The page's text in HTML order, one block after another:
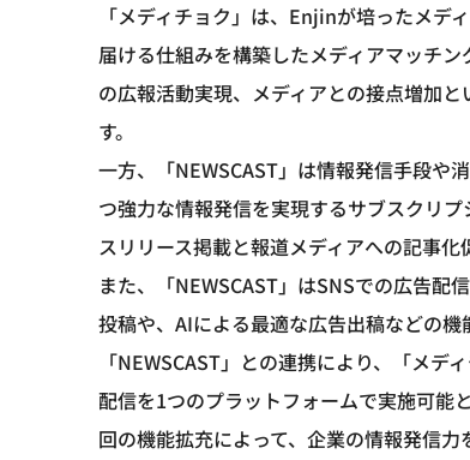
「メディチョク」は、Enjinが培ったメデ
届ける仕組みを構築したメディアマッチ
の広報活動実現、メディアとの接点増加
す。
一方、「NEWSCAST」は情報発信手段や
つ強力な情報発信を実現するサブスクリ
スリリース掲載と報道メディアへの記事化
また、「NEWSCAST」はSNSでの広告
投稿や、AIによる最適な広告出稿などの機
「NEWSCAST」との連携により、「メ
配信を1つのプラットフォームで実施可能
回の機能拡充によって、企業の情報発信力